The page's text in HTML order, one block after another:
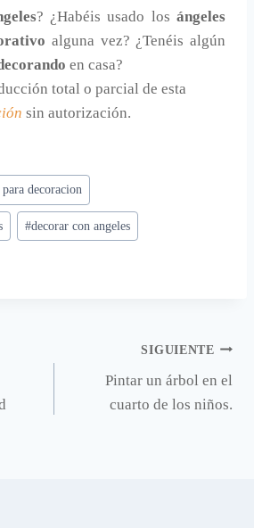
? ¿Habéis usado losángeles
alguna vez? ¿Tenéis algún
en casa?
total o parcial de esta
sin autorización.
para decoracion
#decorar con angeles
SIGUIENTE
Pintar un árbol en el
cuarto de los niños.